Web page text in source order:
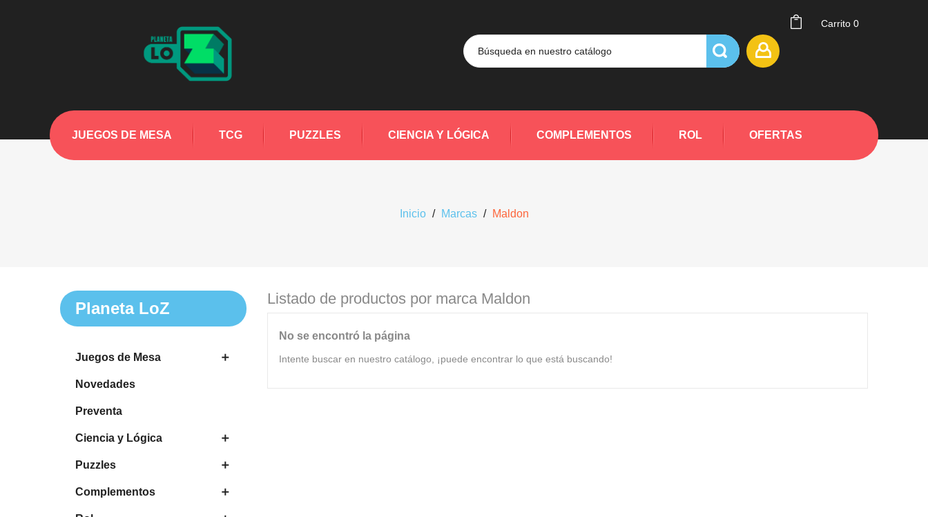
Carrito 0
JUEGOS DE MESA TCG PUZZLES CIENCIA Y LÓGICA COMPLEMENTOS ROL OFERTAS
Inicio Marcas Maldon
Planeta LoZ
Juegos de Mesa 
Novedades
Preventa
Ciencia y Lógica 
Puzzles 
Complementos 
Listado de productos por marca Maldon
No se encontró la página
Intente buscar en nuestro catálogo, ¡puede encontrar lo que está buscando!